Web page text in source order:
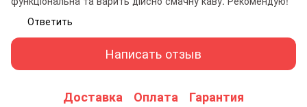
Ответить
Написать отзыв
Доставка Оплата Гарантия